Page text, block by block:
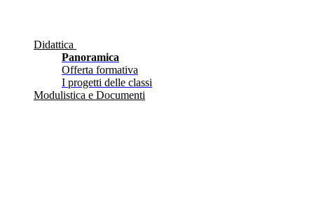
Didattica
Panoramica
Offerta formativa
I progetti delle classi
Modulistica e Documenti